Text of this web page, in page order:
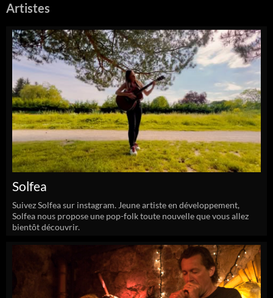
Artistes
Solfea
Suivez Solfea sur instagram. Jeune artiste en développement,
Solfea nous propose une pop-folk toute nouvelle que vous allez
bientôt découvrir.